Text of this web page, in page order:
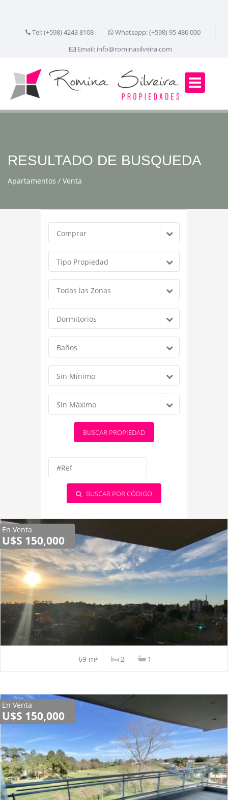
Tel: (+598) 4243 8108
Whatsapp: (+598) 95 486 000
Email: info@rominasilveira.com
RESULTADO DE BUSQUEDA
Apartamentos Venta
Comprar
Tipo Propiedad
Todas las Zonas
Dormitorios
Baños
Sin Mínimo
Sin Máximo
BUSCAR PROPIEDAD
BUSCAR POR CÓDIGO
En Venta
U$S 150,000
69 m² 2 1
En Venta
U$S 150,000